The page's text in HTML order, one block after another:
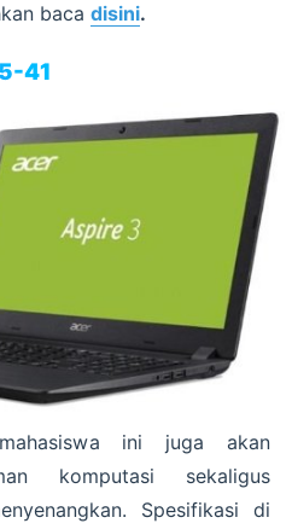
baca disini.
41
ini juga akan
komputasi sekaligus
Spesifikasi di